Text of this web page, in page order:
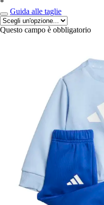
*
Guida alle taglie
Questo campo è obbligatorio